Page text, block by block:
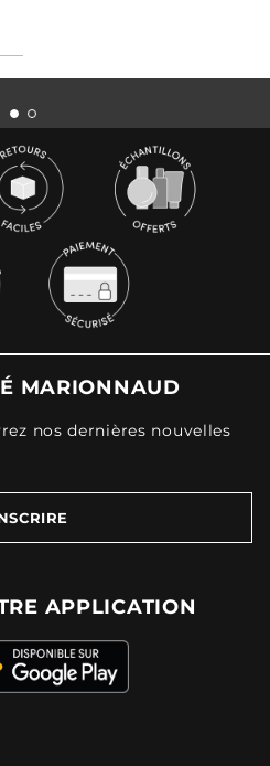
MARIONNAUD
nos dernières nouvelles
APPLICATION